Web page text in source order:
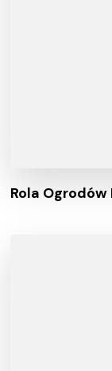
Rola Ogrodów